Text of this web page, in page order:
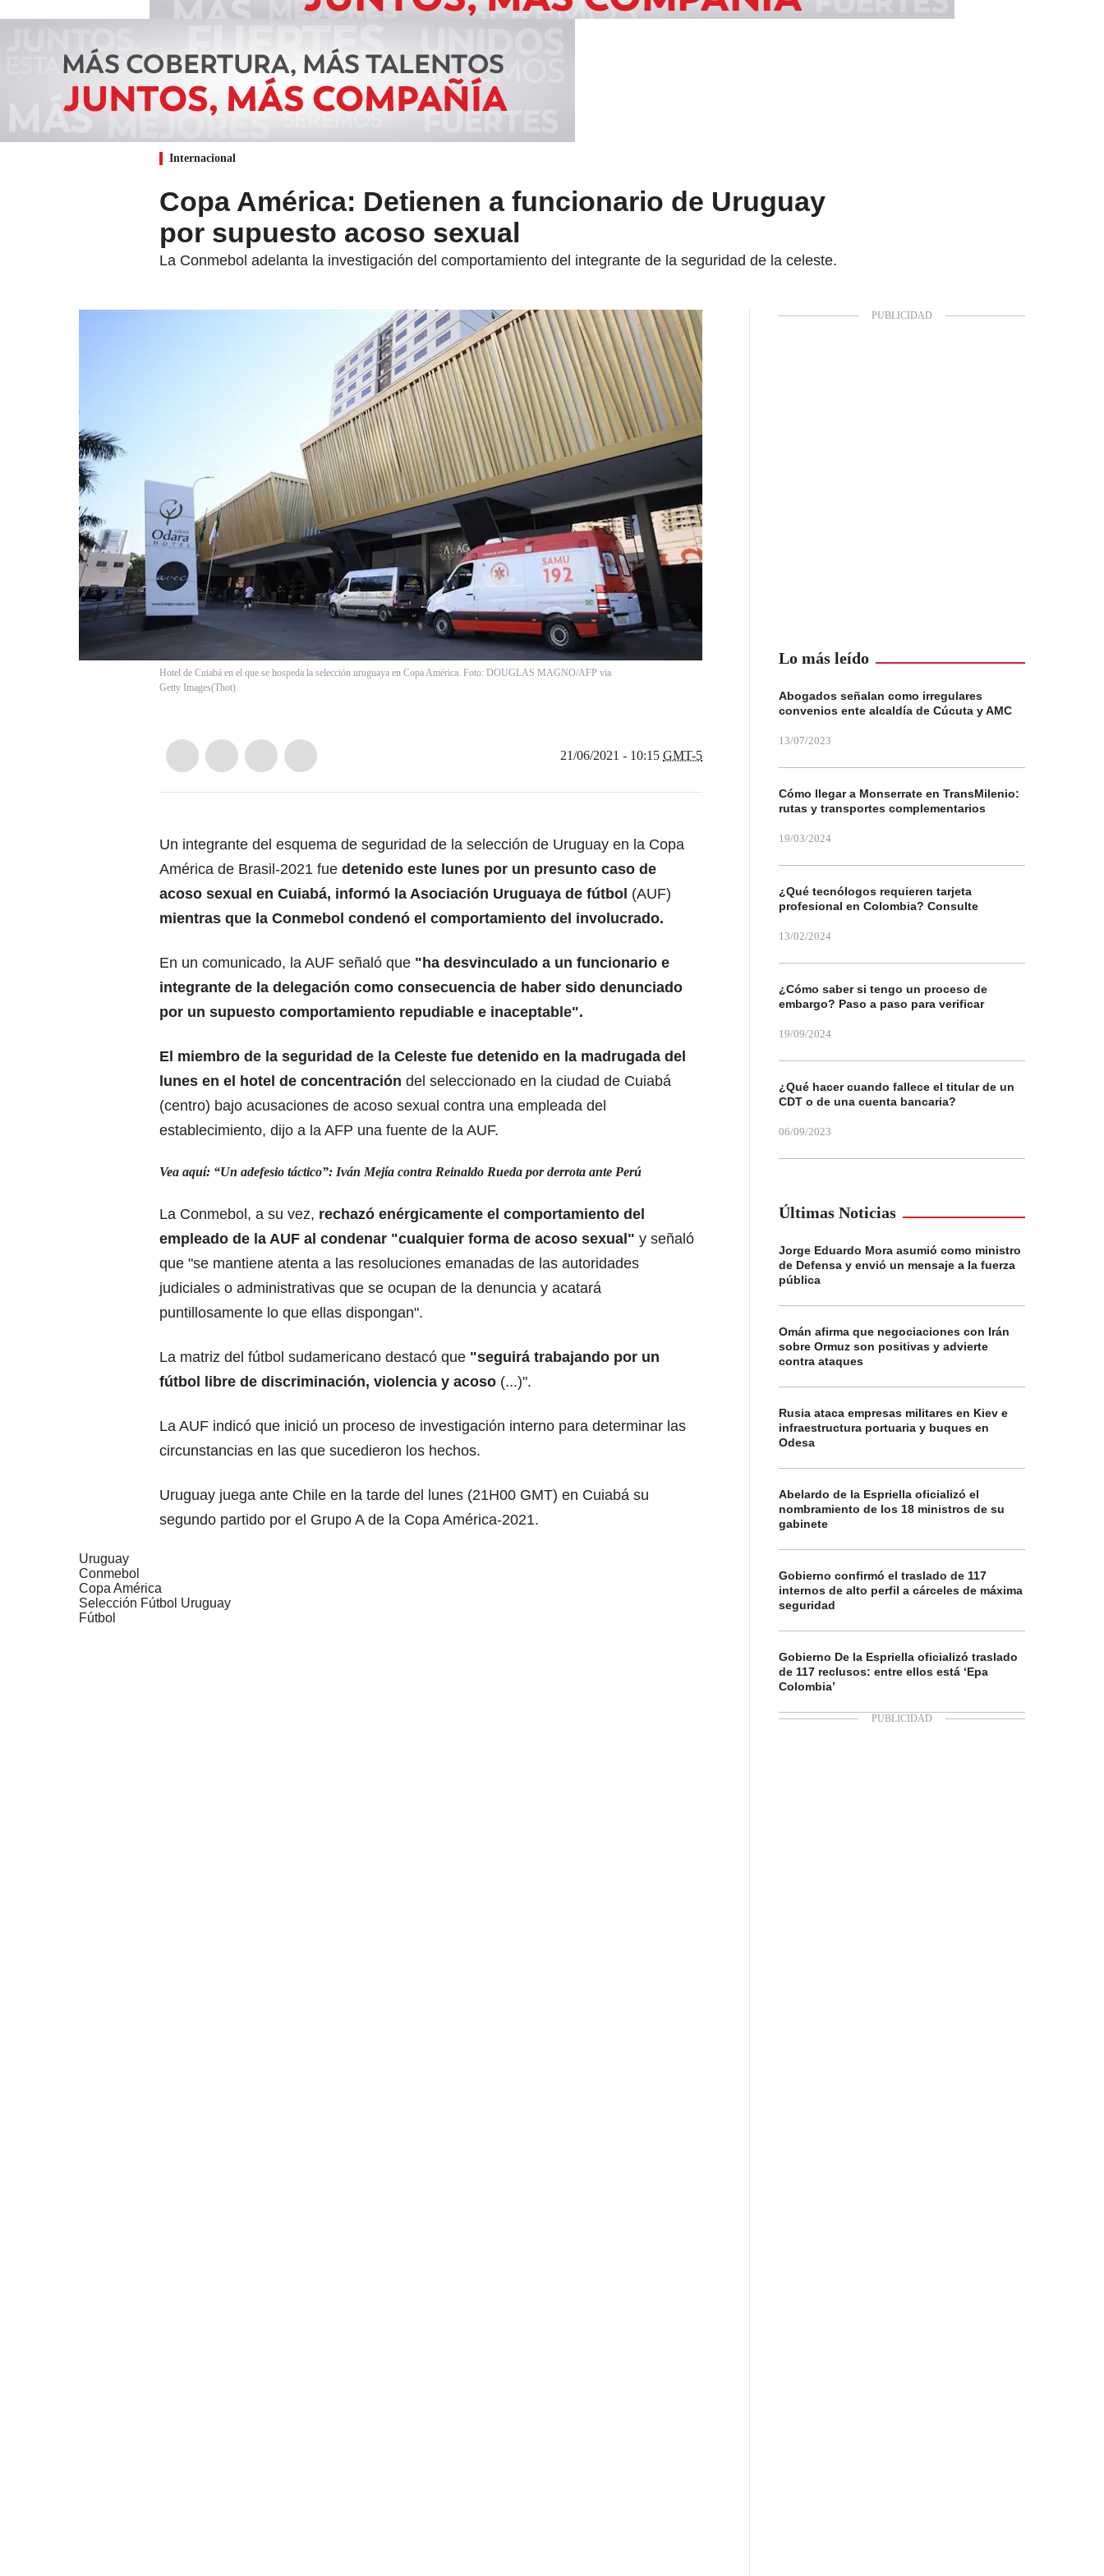
Internacional
Copa América: Detienen a funcionario de Uruguay
por supuesto acoso sexual
La Conmebol adelanta la investigación del comportamiento del integrante de la seguridad de la celeste.
Hotel de Cuiabá en el que se hospeda la selección uruguaya en Copa América. Foto: DOUGLAS MAGNO/AFP via
Getty Images(Thot)
21/06/2021 - 10:15 GMT-5
Un integrante del esquema de seguridad de la selección de Uruguay en la Copa
América de Brasil-2021 fue detenido este lunes por un presunto caso de
acoso sexual en Cuiabá, informó la Asociación Uruguaya de fútbol (AUF)
mientras que la Conmebol condenó el comportamiento del involucrado.
En un comunicado, la AUF señaló que "ha desvinculado a un funcionario e
integrante de la delegación como consecuencia de haber sido denunciado
por un supuesto comportamiento repudiable e inaceptable".
El miembro de la seguridad de la Celeste fue detenido en la madrugada del
lunes en el hotel de concentración del seleccionado en la ciudad de Cuiabá
(centro) bajo acusaciones de acoso sexual contra una empleada del
establecimiento, dijo a la AFP una fuente de la AUF.
Vea aquí: “Un adefesio táctico”: Iván Mejía contra Reinaldo Rueda por derrota ante Perú
La Conmebol, a su vez, rechazó enérgicamente el comportamiento del
empleado de la AUF al condenar "cualquier forma de acoso sexual" y señaló
que "se mantiene atenta a las resoluciones emanadas de las autoridades
judiciales o administrativas que se ocupan de la denuncia y acatará
puntillosamente lo que ellas dispongan".
La matriz del fútbol sudamericano destacó que "seguirá trabajando por un
fútbol libre de discriminación, violencia y acoso (...)".
La AUF indicó que inició un proceso de investigación interno para determinar las
circunstancias en las que sucedieron los hechos.
Uruguay juega ante Chile en la tarde del lunes (21H00 GMT) en Cuiabá su
segundo partido por el Grupo A de la Copa América-2021.
Uruguay
Conmebol
Copa América
Selección Fútbol Uruguay
Fútbol
Lo más leído
Abogados señalan como irregulares
convenios ente alcaldía de Cúcuta y AMC
13/07/2023
Cómo llegar a Monserrate en TransMilenio:
rutas y transportes complementarios
19/03/2024
¿Qué tecnólogos requieren tarjeta
profesional en Colombia? Consulte
13/02/2024
¿Cómo saber si tengo un proceso de
embargo? Paso a paso para verificar
19/09/2024
¿Qué hacer cuando fallece el titular de un
CDT o de una cuenta bancaria?
06/09/2023
Últimas Noticias
Jorge Eduardo Mora asumió como ministro
de Defensa y envió un mensaje a la fuerza
pública
Omán afirma que negociaciones con Irán
sobre Ormuz son positivas y advierte
contra ataques
Rusia ataca empresas militares en Kiev e
infraestructura portuaria y buques en
Odesa
Abelardo de la Espriella oficializó el
nombramiento de los 18 ministros de su
gabinete
Gobierno confirmó el traslado de 117
internos de alto perfil a cárceles de máxima
seguridad
Gobierno De la Espriella oficializó traslado
de 117 reclusos: entre ellos está ‘Epa
Colombia’